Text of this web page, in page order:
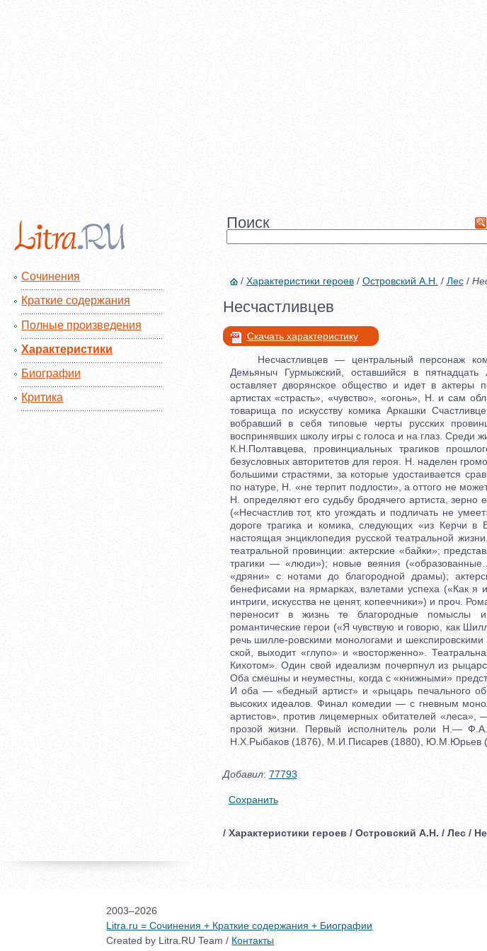
Поиск
Сочинения
Краткие содержания
Полные произведения
Характеристики
Биографии
Критика
/ Характеристики героев/ Островский А.Н. / Лес/
Несчастливцев
Скачать характеристику
Несчастливцев — центральный персонаж
Демьяныч Гурмыжский, оставшийся в
оставляет дворянское общество и идет в
артистах «страсть», «чувство», «огонь», Н. и сам
товарища по искусству комика Аркашки
вобравший в себя типовые черты русских
воспринявших школу игры с голоса и на глаз. Среди
К.Н.Полтавцева, провинциальных трагиков
безусловных авторитетов для героя. Н. наделен
большими страстями, за которые удостаивается
по натуре, Н. «не терпит подлости», а оттого не
Н. определяют его судьбу бродячего артиста,
(«Несчастлив тот, кто угождать и подличать не
дороге трагика и комика, следующих «из Керчи
настоящая энциклопедия русской театральной
театральной провинции: актерские «байки»;
трагики — «люди»); новые веяния
«дряни» с нотами до благородной драмы);
бенефисами на ярмарках, взлетами успеха («Как я
интриги, искусства не ценят, копеечники») и проч.
переносит в жизнь те благородные помыслы
романтические герои («Я чувствую и говорю, как
речь шилле-ровскими монологами и
ской, выходит «глупо» и «восторженно».
Кихотом». Один свой идеализм почерпнул из
Оба смешны и неуместны, когда с «книжными»
И оба — «бедный артист» и «рыцарь печального
высоких идеалов. Финал комедии — с гневным
артистов», против лицемерных обитателей
прозой жизни. Первый исполнитель роли Н.—
Н.Х.Рыбаков (1876), М.И.Писарев (1880), Ю.М.Юрьев
Добавил: 77793
Сохранить
/ Характеристики героев / Островский А.Н. / Лес /
2003–2026
Litra.ru = Сочинения + Краткие содержания + Биографии
Created by Litra.RU Team / Контакты